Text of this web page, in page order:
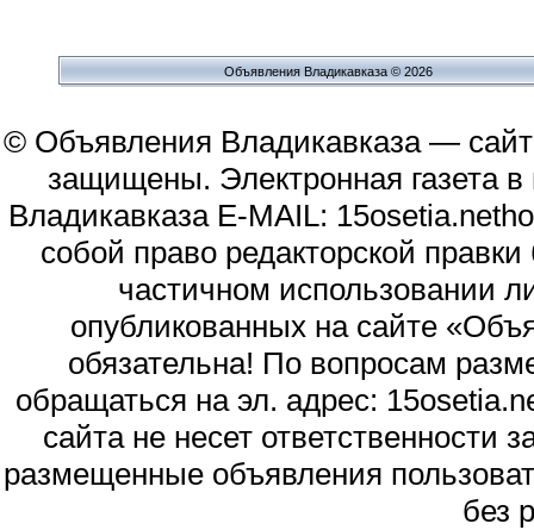
Объявления Владикавказа © 2026
© Объявления Владикавказа —
защищены. Электронная газета
Владикавказа E-MAIL:
собой право редакторской
частичном использовании
опубликованных на сайте
обязательна! По вопросам
обращаться на эл. адрес:
сайта не несет
размещенные объявления
без